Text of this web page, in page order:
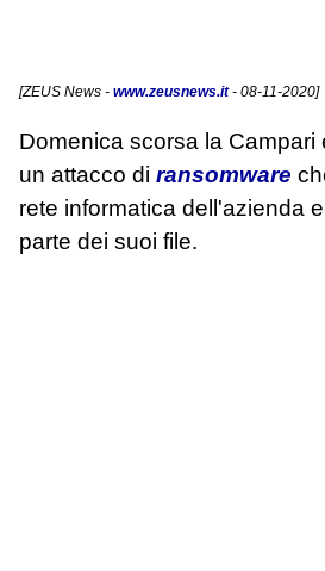
[ZEUS News - www.zeusnews.it- 08-11-2020]
Domenica scorsa la Campari
un attacco di ransomware
rete informatica dell'azienda
parte dei suoi file.